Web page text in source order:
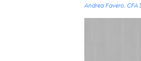
Andrea Favero, CFA